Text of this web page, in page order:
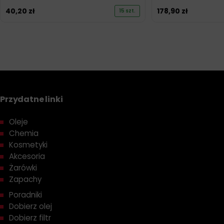
40,20 zł 15 szt.
178,90 zł
Przydatne linki
Oleje
Chemia
Kosmetyki
Akcesoria
Żarówki
Zapachy
Poradniki
Dobierz olej
Dobierz filtr